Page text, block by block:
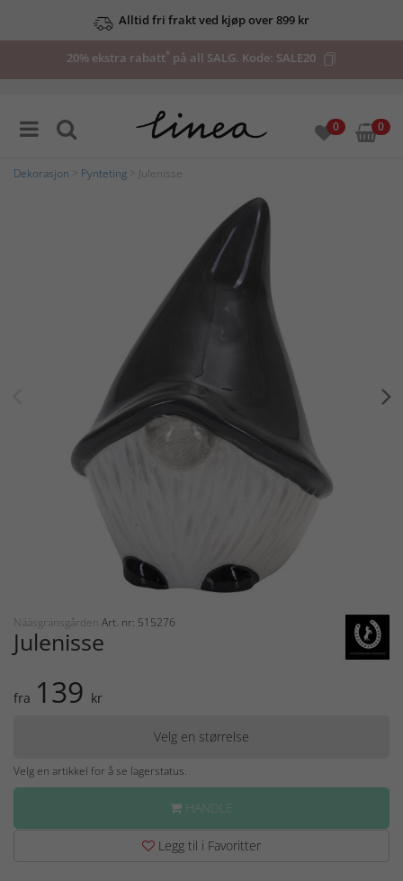
Alltid fri frakt ved kjøp over 899 kr
20% ekstra rabatt* på all SALG. Kode: SALE20
0 0
Dekorasjon Pynteting > Julenisse
Nääsgränsgården Art. nr: 515276
Julenisse
fra 139 kr
Velg en størrelse
Velg en artikkel for å se lagerstatus.
HANDLE
Legg til i Favoritter